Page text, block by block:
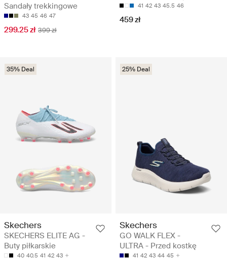
Sandały trekkingowe
43 45 46 47
299.25 zł 399 zł
41 42 43 45.5 46
459 zł
35% Deal
Skechers
SKECHERS ELITE AG -
Buty piłkarskie
40 40.5 41 42 43
25% Deal
Skechers
GO WALK FLEX -
ULTRA - Przed kostkę
41 42 43 44 45